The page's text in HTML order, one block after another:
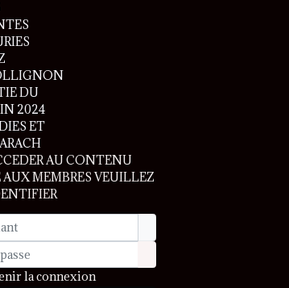
DU
2024
ET
AU CONTENU
AUX MEMBRES VEUILLEZ
Afficher le mot de passe
la connexion